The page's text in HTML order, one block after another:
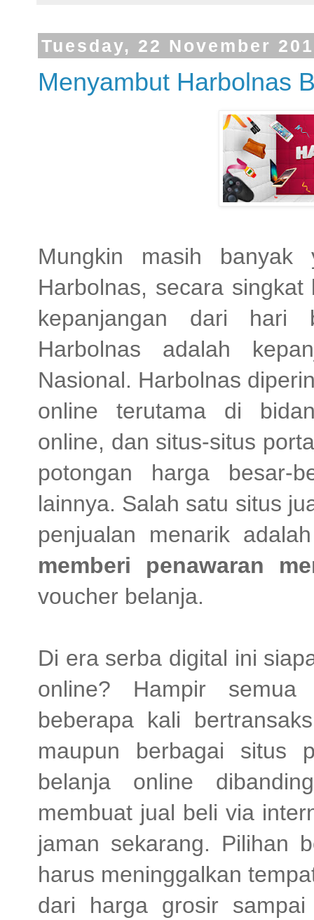
Tuesday, 22 November
Menyambut Harbolnas
Mungkin masih
Harbolnas, secara
kepanjangan dari hari
Harbolnas adalah
Nasional. Harbolnas
online terutama di
online, dan situs-situs
potongan harga besar-
lainnya. Salah satu situs
penjualan menarik
memberi penawaran
voucher belanja.
Di era serba digital ini
online? Hampir
beberapa kali
maupun berbagai situs
belanja online
membuat jual beli via
jaman sekarang. Pilihan
harus meninggalkan
dari harga grosir